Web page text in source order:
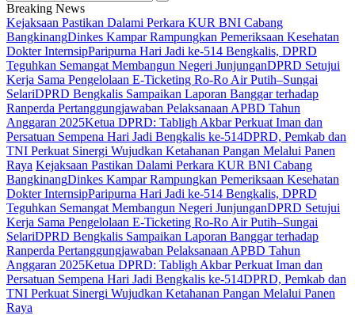
Breaking News
Kejaksaan Pastikan Dalami Perkara KUR BNI Cabang
BangkinangDinkes Kampar Rampungkan Pemeriksaan Kesehatan
Dokter InternsipParipurna Hari Jadi ke-514 Bengkalis, DPRD
Teguhkan Semangat Membangun Negeri JunjunganDPRD Setujui
Kerja Sama Pengelolaan E-Ticketing Ro-Ro Air Putih–Sungai
SelariDPRD Bengkalis Sampaikan Laporan Banggar terhadap
Ranperda Pertanggungjawaban Pelaksanaan APBD Tahun
Anggaran 2025Ketua DPRD: Tabligh Akbar Perkuat Iman dan
Persatuan Sempena Hari Jadi Bengkalis ke-514DPRD, Pemkab dan
TNI Perkuat Sinergi Wujudkan Ketahanan Pangan Melalui Panen
Raya Kejaksaan Pastikan Dalami Perkara KUR BNI Cabang
BangkinangDinkes Kampar Rampungkan Pemeriksaan Kesehatan
Dokter InternsipParipurna Hari Jadi ke-514 Bengkalis, DPRD
Teguhkan Semangat Membangun Negeri JunjunganDPRD Setujui
Kerja Sama Pengelolaan E-Ticketing Ro-Ro Air Putih–Sungai
SelariDPRD Bengkalis Sampaikan Laporan Banggar terhadap
Ranperda Pertanggungjawaban Pelaksanaan APBD Tahun
Anggaran 2025Ketua DPRD: Tabligh Akbar Perkuat Iman dan
Persatuan Sempena Hari Jadi Bengkalis ke-514DPRD, Pemkab dan
TNI Perkuat Sinergi Wujudkan Ketahanan Pangan Melalui Panen
Raya